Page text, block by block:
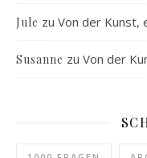
Jule zu Von der Kunst,
Susanne zu Von der